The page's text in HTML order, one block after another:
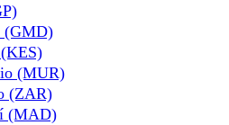
(GMD)
(MUR)
(ZAR)
(MAD)